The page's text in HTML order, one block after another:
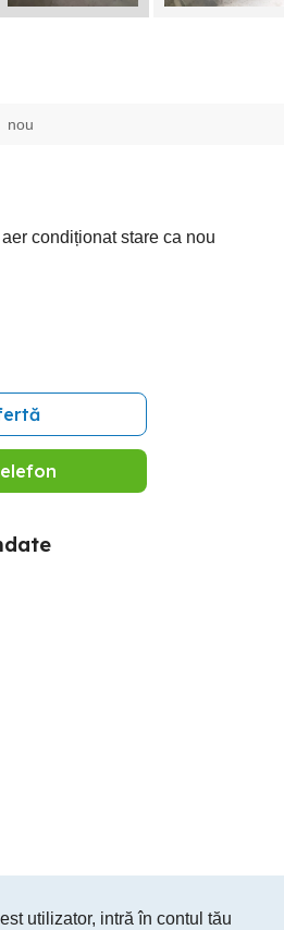
nou
condiționat stare ca nou
utilizator, intră în contul tău